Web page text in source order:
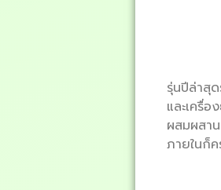
รุ่นปีล่าสุ
และเครื่
ผสมผสา
ภายในก็